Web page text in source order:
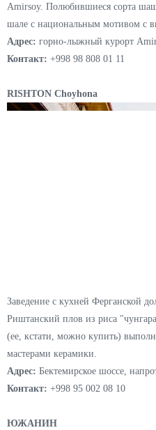
Amirsoy. Полюбившиеся сорта
шале с национальным мотивом с
Адрес: горно-лыжный курорт
Контакт: +998 98 808 01 11
RISHTON Choyhona
Заведение с кухней Ферганской
Риштанский плов из риса
(ее, кстати, можно купить)
мастерами керамики.
Адрес: Бектемирское шоссе,
Контакт: +998 95 002 08 10
ЮЖАНИН